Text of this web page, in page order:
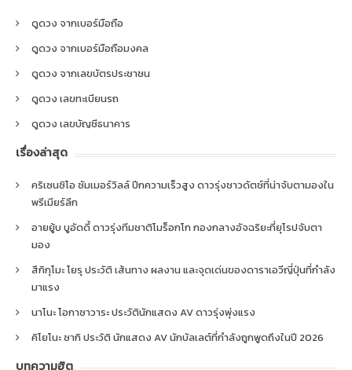
ดูดวง จากเบอร์มือถือ
ดูดวง จากเบอร์มือถือมงคล
ดูดวง จากเลขบัตรประชาชน
ดูดวง เลขทะเบียนรถ
ดูดวง เลขบัญชีธนาคาร
เรื่องล่าสุด
คริเซนซิโอ ซัมเมอร์วิลล์ ปีกความเร็วสูง ดาวรุ่งชาวดัตช์ที่น่าจับตามองใน
พรีเมียร์ลีก
อายยู้บ บูอัดดี้ ดาวรุ่งทีมชาติโมร็อกโก กองกลางอัจฉริยะที่ยุโรปจับตา
มอง
สึกิกุโมะ โยรุ ประวัติ เส้นทาง ผลงาน และจุดเด่นของดาราเอวีญี่ปุ่นที่กำลัง
มาแรง
นาโนะ โอกาซาวาระ ประวัตินักแสดง AV ดาวรุ่งพุ่งแรง
คิโยโนะ ซากิ ประวัติ นักแสดง AV นักบัลเลต์ที่กำลังถูกพูดถึงในปี 2026
บทความฮิต